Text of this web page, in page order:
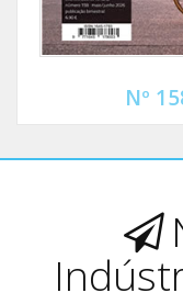
Nº